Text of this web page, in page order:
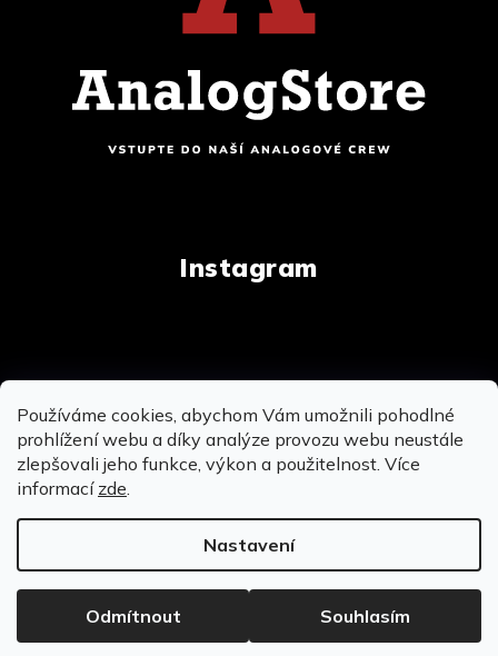
Používáme cookies, abychom Vám umožnili pohodlné
prohlížení webu a díky analýze provozu webu neustále
zlepšovali jeho funkce, výkon a použitelnost. Více
informací zde.
Nastavení
Odmítnout Souhlasím
Instagram
Vytvořil Shoptet
vyhrazena.Upravit nastavení cookies
KUDY K NÁM?